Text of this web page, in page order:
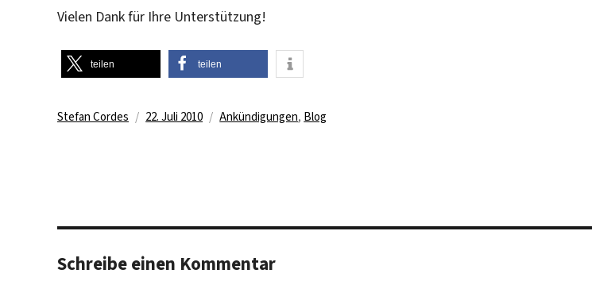
Vielen Dank für Ihre Unterstützung!
teilen teilen
Autor
Stefan Cordes
Veröffentlicht
22. Juli 2010 Kategorien
Ankündigungen, Blog
Schreibe einen Kommentar